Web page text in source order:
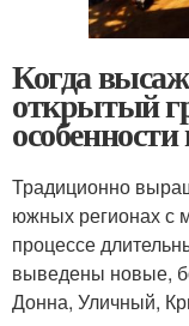
Когда
открытый
Традиционно
южных регионах с
процессе
выведены новые,
Донна, Уличный,